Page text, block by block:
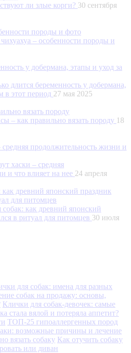
ли злые корги? 30 сентября
– особенности породы и
длится беременность у добермана,
в этот период 27 мая 2025
– как правильно вязать породу 18
хаски – средняя
и что влияет на нее 24 апреля
собак: как древний японский
в ритуал для питомцев 30 июля
для собак: имена для разных
собак на продажу: основы,
Клички для собак-девочек: самые
стала вялой и потеряла аппетит?
ТОП-25 гипоаллергенных пород
возможные причины и лечение
вязать собаку Как отучить собаку
или диван